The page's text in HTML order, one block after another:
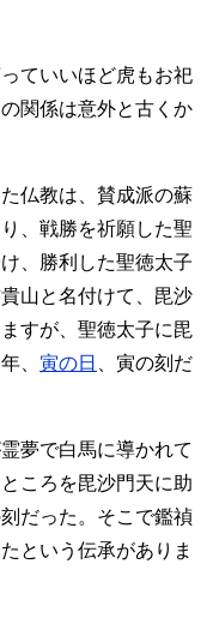
ていいほど虎もお祀
の関係は意外と古くか
仏教は、賛成派の蘇
、戦勝を祈願した聖
、勝利した聖徳太子
山と名付けて、毘沙
すが、聖徳太子に毘
、 寅の日
、寅の刻だ
夢で白馬に導かれて
ころを毘沙門天に助
だった。そこで鑑禎
という伝承がありま